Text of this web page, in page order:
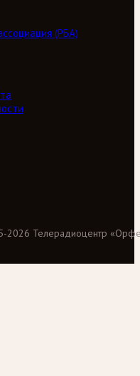
(РБА)
-2026 Телерадиоцентр